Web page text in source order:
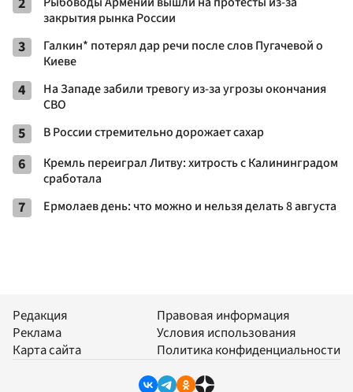
закрытия рынка России
3
Галкин* потерял дар речи после слов Пугачевой о
Киеве
4
На Западе забили тревогу из-за угрозы окончания
СВО
5 В России стремительно дорожает сахар
6
Кремль переиграл Литву: хитрость с Калининградом
сработала
7 Ермолаев день: что можно и нельзя делать 8 августа
Редакция
Реклама
Карта сайта
Правовая информация
Условия использования
Политика конфиденциальности